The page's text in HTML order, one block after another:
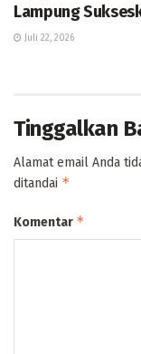
Lampung
Juli 22, 2026
Tinggalkan
Alamat email Anda
ditandai *
Komentar *